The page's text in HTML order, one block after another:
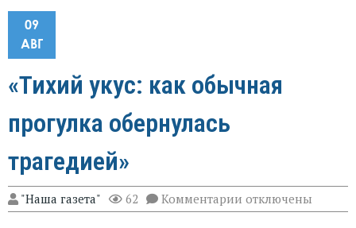
09
АВГ
«Тихий укус: как обычная
прогулка обернулась
трагедией»
"Наша газета" 62 Комментарии к
записи
отключены